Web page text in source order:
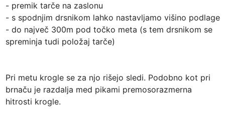
- premik tarče na zaslonu
- s spodnjim drsnikom lahko nastavljamo višino podlage
- do največ 300m pod točko meta (s tem drsnikom se
spreminja tudi položaj tarče)
Pri metu krogle se za njo rišejo sledi. Podobno kot pri
brnaču je razdalja med pikami premosorazmerna
hitrosti krogle.